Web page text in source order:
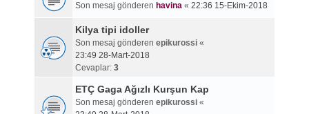
Son mesaj gönderen havina« 22:36 15-Ekim-2018
Kilya tipi idoller
Son mesaj gönderen epikurossi«
23:49 28-Mart-2018
Cevaplar: 3
ETÇ Gaga Ağızlı Kurşun Kap
Son mesaj gönderen epikurossi«